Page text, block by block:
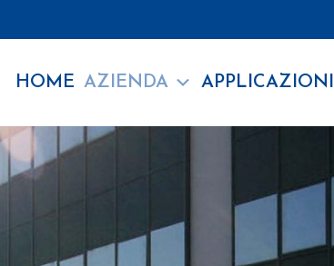
HOME AZIENDA APPLICAZIONI